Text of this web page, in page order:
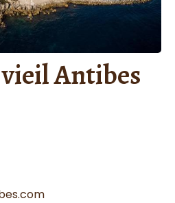
Antibes